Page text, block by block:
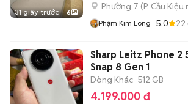
31 giây trước 6
Phường 7 (P. Cầu Kiệu
Phạm Kim Long 5.0 22
Sharp Leitz Phone 2
Snap 8 Gen 1
Dòng Khác 512 GB
4.199.000 đ